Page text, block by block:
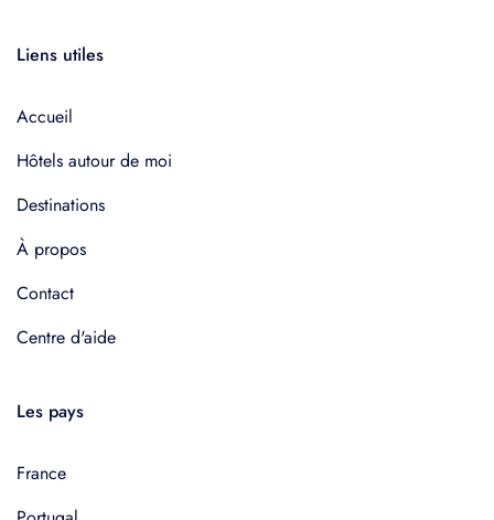
Liens utiles
Accueil
Hôtels autour de moi
Destinations
À propos
Contact
Centre d'aide
Les pays
France